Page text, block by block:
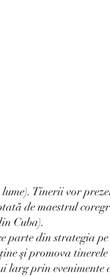
Tinerii vor
de maestrul
Cuba).
parte din strategia
şi promova
larg prin evenimente